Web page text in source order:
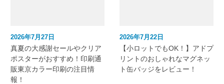
2026年7月27日
真夏の大感謝セールやクリア
ポスターがおすすめ！印刷通
販東京カラー印刷の注目情
報！
2026年7月22日
【小ロットでもOK！】アドプ
リントのおしゃれなマグネッ
ト缶バッジをレビュー！